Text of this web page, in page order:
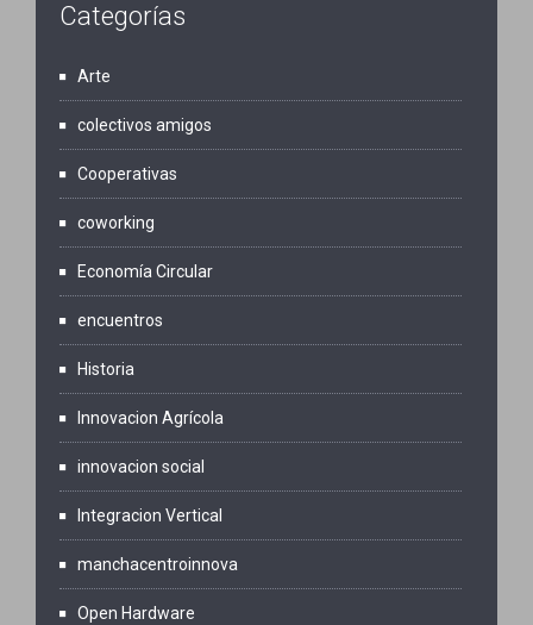
e
E
v
e
n
t
o
s
Categorías
Arte
colectivos amigos
Cooperativas
coworking
Economía Circular
encuentros
Historia
Innovacion Agrícola
innovacion social
Integracion Vertical
manchacentroinnova
Open Hardware